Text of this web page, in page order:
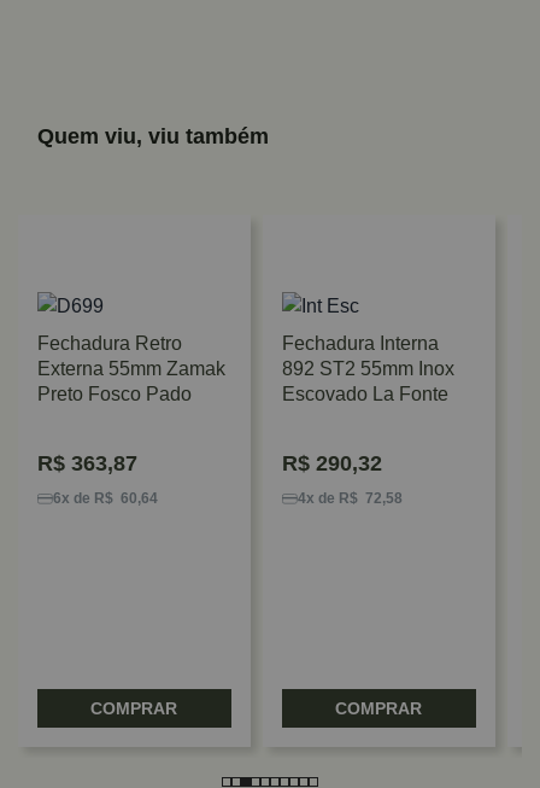
Quem viu, viu também
Fechadura Retro
Externa 55mm Zamak
Preto Fosco Pado
R$ 363,87
6x de R$ 60,64
COMPRAR
Fechadura Interna
892 ST2 55mm Inox
Escovado La Fonte
R$ 290,32
4x de R$ 72,58
COMPRAR